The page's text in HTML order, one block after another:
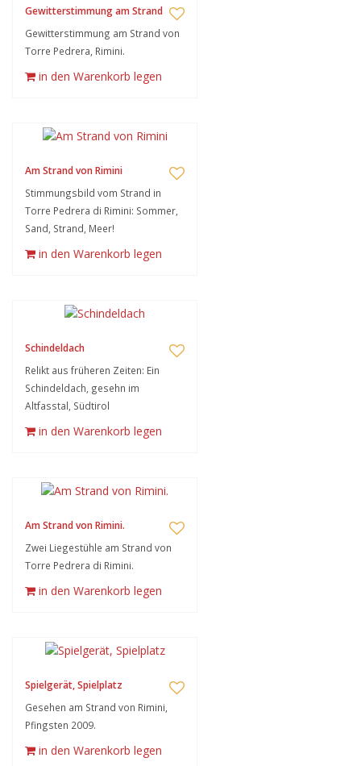
Gewitterstimmung am Strand
Gewitterstimmung am Strand von
Torre Pedrera, Rimini.
in den Warenkorb legen
Am Strand von Rimini
Stimmungsbild vom Strand in
Torre Pedrera di Rimini: Sommer,
Sand, Strand, Meer!
in den Warenkorb legen
Schindeldach
Relikt aus früheren Zeiten: Ein
Schindeldach, gesehn im
Altfasstal, Südtirol
in den Warenkorb legen
Am Strand von Rimini.
Zwei Liegestühle am Strand von
Torre Pedrera di Rimini.
in den Warenkorb legen
Spielgerät, Spielplatz
Gesehen am Strand von Rimini,
Pfingsten 2009.
in den Warenkorb legen